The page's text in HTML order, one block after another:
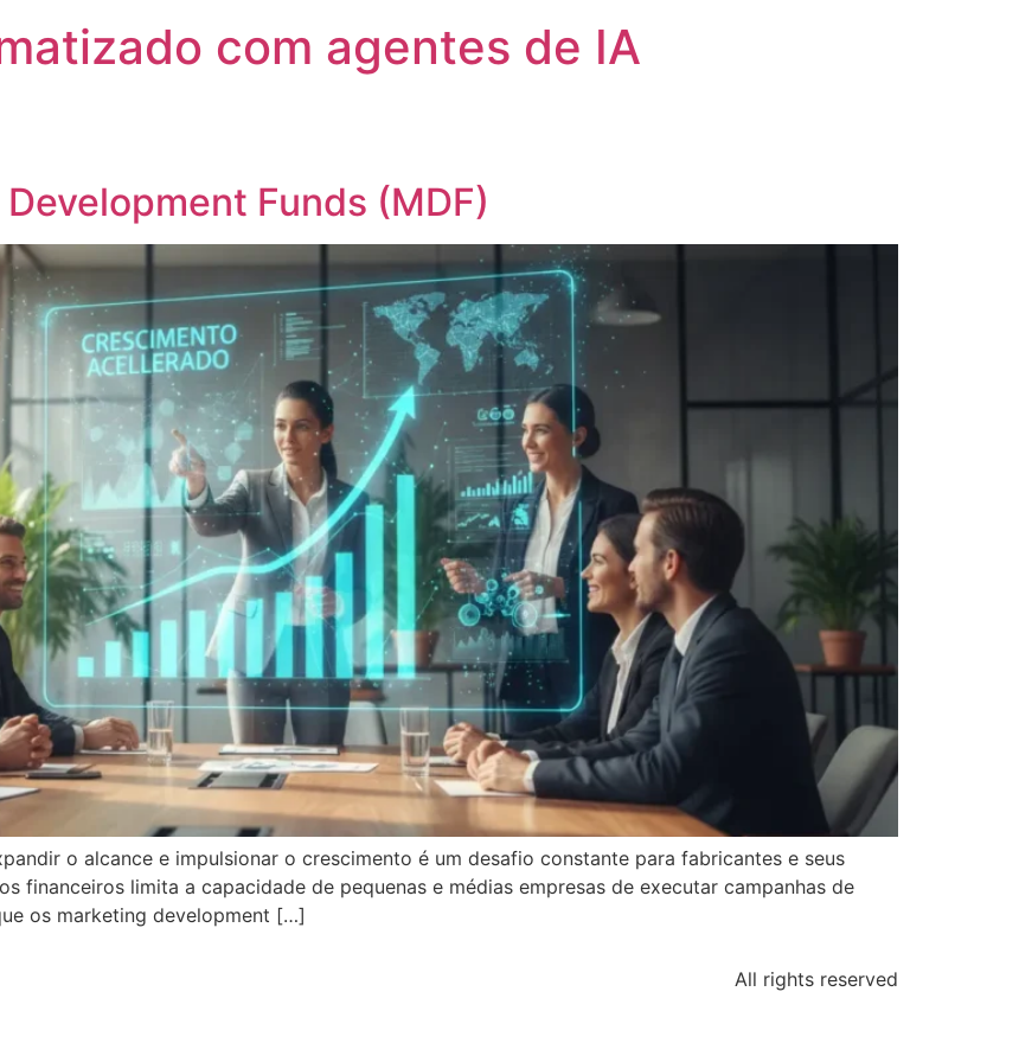
com agentes de IA
Funds (MDF)
o alcance e impulsionar o crescimento é um desafio constante para fabricantes e seus
financeiros limita a capacidade de pequenas e médias empresas de executar campanhas de
os marketing development […]
All rights reserved